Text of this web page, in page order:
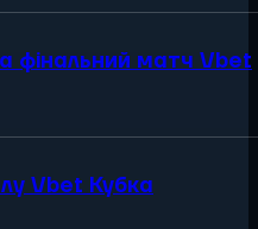
фінальний матч Vbet
Vbet Кубка